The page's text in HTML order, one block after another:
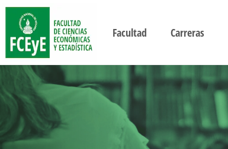
Facultad Carreras